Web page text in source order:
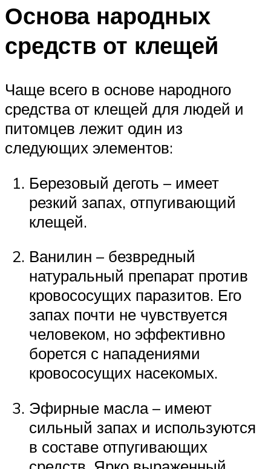
Основа народных
средств от клещей
Чаще всего в основе народного
средства от клещей для людей и
питомцев лежит один из
следующих элементов:
Березовый деготь – имеет
резкий запах, отпугивающий
клещей.
Ванилин – безвредный
натуральный препарат против
кровососущих паразитов. Его
запах почти не чувствуется
человеком, но эффективно
борется с нападениями
кровососущих насекомых.
Эфирные масла – имеют
сильный запах и используются
в составе отпугивающих